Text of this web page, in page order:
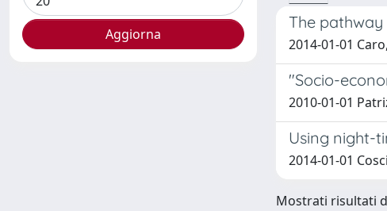
The pathway
2014-01-01
"Socio-
2010-01-01
Using night-
2014-01-01
Mostrati risultati